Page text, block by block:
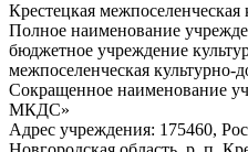
Крестецкая межпоселенческая
Полное наименование
бюджетное учреждение
межпоселенческая культурно-
Сокращенное наименование
МКДС»
Адрес учреждения: 175460,